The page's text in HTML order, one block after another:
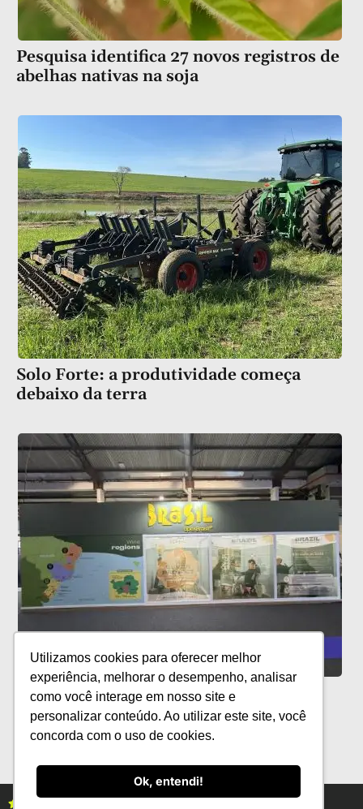
Utilizamos cookies para oferecer melhor
experiência, melhorar o desempenho, analisar
como você interage em nosso site e
personalizar conteúdo. Ao utilizar este site, você
concorda com o uso de cookies.
Ok, entendi!
Pesquisa identifica 27 novos registros de
abelhas nativas na soja
Solo Forte: a produtividade começa
debaixo da terra
Exportações de vinhos brasileiros
crescem 23,73% no primeiro semestre